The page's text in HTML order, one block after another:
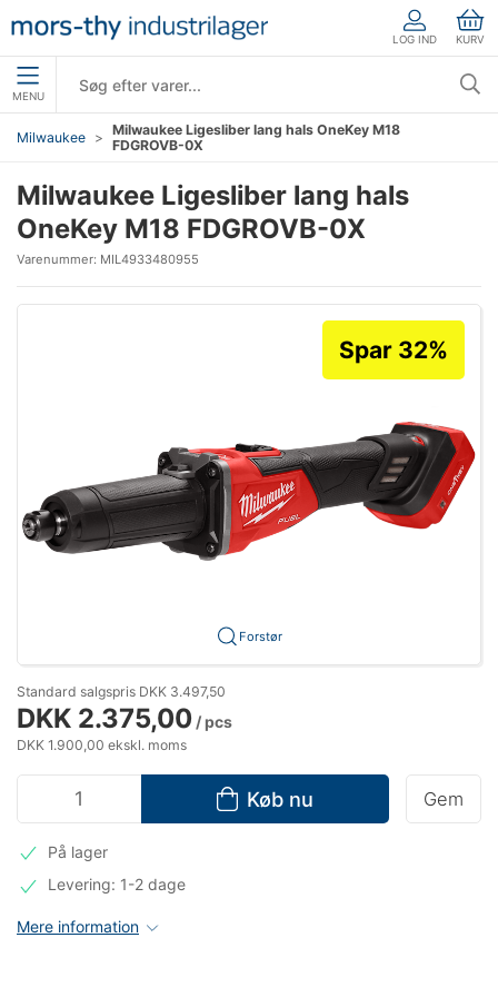
LOG IND KURV
MENU
Milwaukee
Milwaukee Ligesliber lang hals OneKey M18
FDGROVB-0X
Milwaukee Ligesliber lang hals
OneKey M18 FDGROVB-0X
Varenummer: MIL4933480955
Forstør
Spar 32%
Standard salgspris DKK 3.497,50
DKK 2.375,00 / pcs
DKK 1.900,00 ekskl. moms
Køb nu Gem
På lager
Levering: 1-2 dage
Mere information